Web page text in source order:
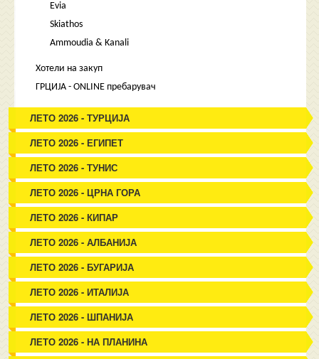
Evia
Skiathos
Ammoudia & Kanali
Хотели на закуп
ГРЦИЈА - ONLINE пребарувач
ЛЕТО 2026 - ТУРЦИЈА
ЛЕТО 2026 - ЕГИПЕТ
ЛЕТО 2026 - ТУНИС
ЛЕТО 2026 - ЦРНА ГОРА
ЛЕТО 2026 - КИПАР
ЛЕТО 2026 - АЛБАНИЈА
ЛЕТО 2026 - БУГАРИЈА
ЛЕТО 2026 - ИТАЛИЈА
ЛЕТО 2026 - ШПАНИЈА
ЛЕТО 2026 - НА ПЛАНИНА